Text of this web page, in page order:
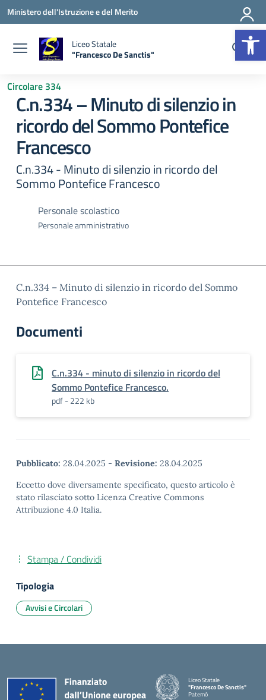
Vai ai contenuti
Vai al menu di navigazione
Vai al footer
Ministero dell'Istruzione e del Merito
Liceo Statale
"Francesco De Sanctis"
Circolare 334
C.n.334 – Minuto di silenzio in
ricordo del Sommo Pontefice
Francesco
C.n.334 - Minuto di silenzio in ricordo del
Sommo Pontefice Francesco
Personale scolastico
Personale amministrativo
C.n.334 – Minuto di silenzio in ricordo del Sommo
Pontefice Francesco
Documenti
C.n.334 - minuto di silenzio in ricordo del
Sommo Pontefice Francesco.
pdf - 222 kb
Pubblicato: 28.04.2025 - Revisione: 28.04.2025
Eccetto dove diversamente specificato, questo articolo è
stato rilasciato sotto Licenza Creative Commons
Attribuzione 4.0 Italia.
Stampa / Condividi
Tipologia
Avvisi e Circolari
Liceo Statale
"Francesco De Sanctis"
Paternò